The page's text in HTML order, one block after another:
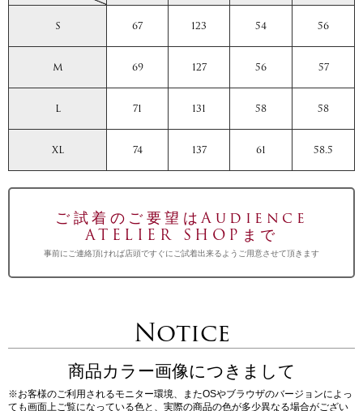
S 67 123 54 56
M 69 127 56 57
L 71 131 58 58
XL 74 137 61 58.5
ご試着のご要望はAudience
ATELIER SHOPまで
事前にご連絡頂ければ店頭ですぐにご試着出来るようご用意させて頂きます
Notice
商品カラー画像につきまして
※お客様のご利用されるモニター環境、またOSやブラウザのバージョンによっ
ても画面上ご覧になっている色と、実際の商品の色が多少異なる場合がござい